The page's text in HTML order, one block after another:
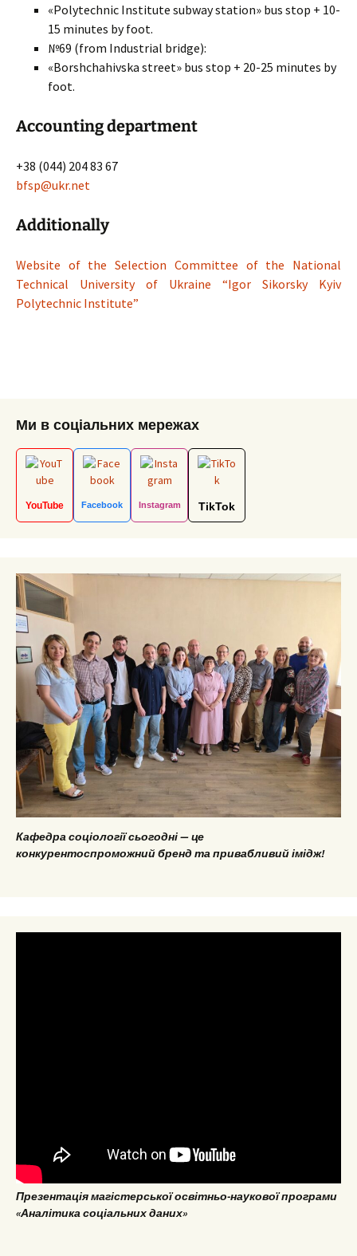
«Polytechnic Institute subway station» bus stop + 10-
15 minutes by foot.
№69 (from Industrial bridge):
«Borshchahivska street» bus stop + 20-25 minutes by
foot.
Accounting department
+38 (044) 204 83 67
bfsp@ukr.net
Additionally
Website of the Selection Committee of the National
Technical University of Ukraine “Igor Sikorsky Kyiv
Polytechnic Institute”
Ми в соціальних мережах
YouTube Facebook Instagram TikTok
Кафедра соціології сьогодні — це
конкурентоспроможний бренд та привабливий імідж!
Презентація магістерської освітньо-наукової програми
«Аналітика соціальних даних»